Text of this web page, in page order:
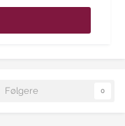
Følgere 0